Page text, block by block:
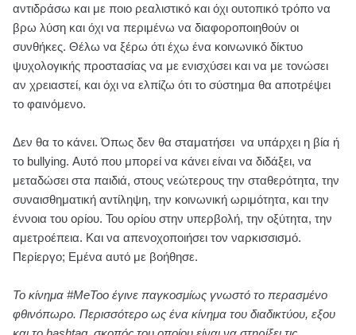
αντιδράσω και με ποιο ρεαλιστικό και όχι ουτοπικό τρόπο να
βρω λύση και όχι να περιμένω να διαφοροποιηθούν οι
συνθήκες. Θέλω να ξέρω ότι έχω ένα κοινωνικό δίκτυο
ψυχολογικής προστασίας να με ενισχύσει και να με τονώσει
αν χρειαστεί, και όχι να ελπίζω ότι το σύστημα θα αποτρέψει
το φαινόμενο.
Δεν θα το κάνει. Όπως δεν θα σταματήσει να υπάρχει η βία ή
το bullying. Αυτό που μπορεί να κάνει είναι να διδάξει, να
μεταδώσει στα παιδιά, στους νεώτερους την σταθερότητα, την
συναισθηματική αντίληψη, την κοινωνική ωριμότητα, και την
έννοια του ορίου. Του ορίου στην υπερβολή, την οξύτητα, την
αμετροέπεια. Και να απενοχοποιήσει τον ναρκισσισμό.
Περίεργο; Εμένα αυτό με βοήθησε.
Το κίνημα #MeToo έγινε παγκοσμίως γνωστό το περασμένο
φθινόπωρο. Περισσότερο ως ένα κίνημα του διαδικτύου, εξου